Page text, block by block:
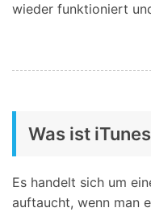
wieder funktioniert
Was ist
Es handelt sich um
auftaucht, wenn man